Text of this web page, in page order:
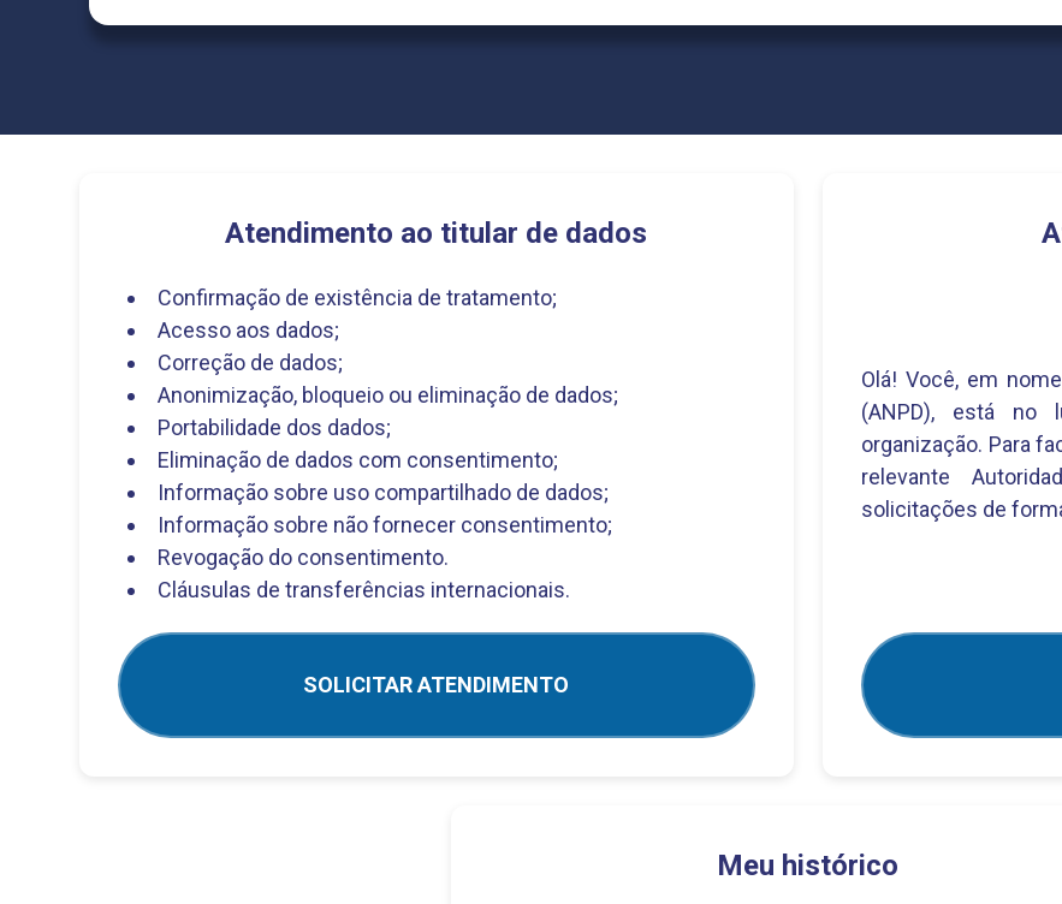
Atendimento ao titular de dados
Confirmação de existência de tratamento;
Acesso aos dados;
Correção de dados;
Anonimização, bloqueio ou eliminação de dados;
Portabilidade dos dados;
Eliminação de dados com consentimento;
Informação sobre uso compartilhado de dados;
Informação sobre não fornecer consentimento;
Revogação do consentimento.
Cláusulas de transferências internacionais.
SOLICITAR ATENDIMENTO
Olá! Você, em
(ANPD), está no
organização. Para
relevante
solicitações de
Meu histórico